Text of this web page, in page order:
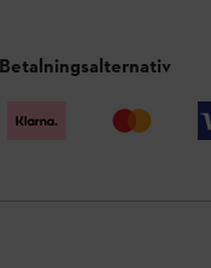
Betalningsalternativ